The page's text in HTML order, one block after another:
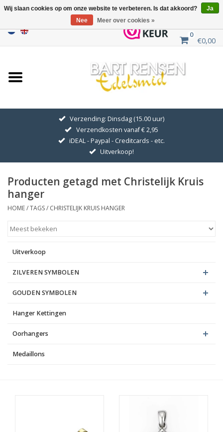
0
€0,00
Home
Uitverkoop
GOUDEN SYMBOLEN
Hanger Kettingen
Oorhangers
Verzending: Dinsdag (15.00 uur)
Verzendkosten vanaf € 2,95
iDEAL - Paypal - Creditcards - etc.
Uitverkoop!
Producten getagd met Christelijk Kruis
hanger
HOME/TAGS/ CHRISTELIJK KRUIS HANGER
Uitverkoop
ZILVEREN SYMBOLEN
GOUDEN SYMBOLEN
Hanger Kettingen
Oorhangers
Medaillons
Wij slaan cookies op om onze website te verbeteren. Is dat akkoord?
Ja
Nee
Meer over cookies »